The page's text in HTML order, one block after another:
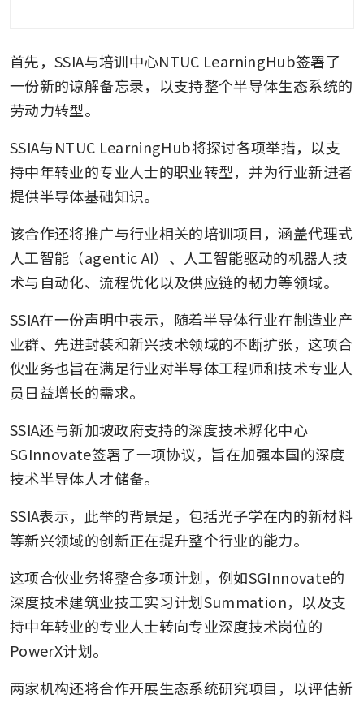
首先，SSIA与培训中心NTUC LearningHub签署了
一份新的谅解备忘录，以支持整个半导体生态系统的
劳动力转型。
SSIA与NTUC LearningHub将探讨各项举措，以支
持中年转业的专业人士的职业转型，并为行业新进者
提供半导体基础知识。
该合作还将推广与行业相关的培训项目，涵盖代理式
人工智能（agentic AI）、人工智能驱动的机器人技
术与自动化、流程优化以及供应链的韧力等领域。
SSIA在一份声明中表示，随着半导体行业在制造业产
业群、先进封装和新兴技术领域的不断扩张，这项合
伙业务也旨在满足行业对半导体工程师和技术专业人
员日益增长的需求。
SSIA还与新加坡政府支持的深度技术孵化中心
SGInnovate签署了一项协议，旨在加强本国的深度
技术半导体人才储备。
SSIA表示，此举的背景是，包括光子学在内的新材料
等新兴领域的创新正在提升整个行业的能力。
这项合伙业务将整合多项计划，例如SGInnovate的
深度技术建筑业技工实习计划Summation，以及支
持中年转业的专业人士转向专业深度技术岗位的
PowerX计划。
两家机构还将合作开展生态系统研究项目，以评估新